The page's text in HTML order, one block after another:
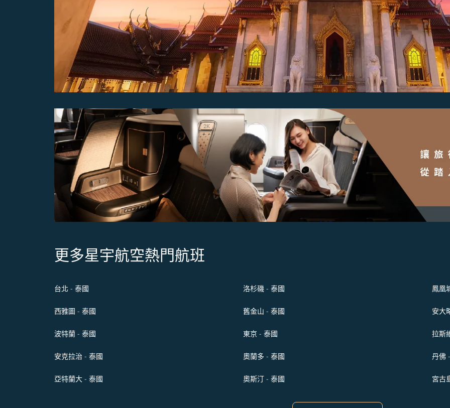
更多星宇航空熱門航班
台北 - 泰國 洛杉磯 - 泰國 鳳凰
西雅圖 - 泰國 舊金山 - 泰國 安大
波特蘭 - 泰國 東京 - 泰國 拉斯
安克拉治 - 泰國 奧蘭多 - 泰國 丹佛
亞特蘭大 - 泰國 奧斯汀 - 泰國 宮古